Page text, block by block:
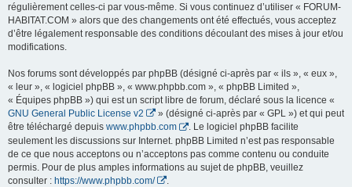
régulièrement celles-ci par vous-même. Si vous continuez d’utiliser « FORUM-
HABITAT.COM » alors que des changements ont été effectués, vous acceptez
d’être légalement responsable des conditions découlant des mises à jour et/ou
modifications.
Nos forums sont développés par phpBB (désigné ci-après par « ils », « eux »,
« leur », « logiciel phpBB », « www.phpbb.com », « phpBB Limited »,
« Équipes phpBB ») qui est un script libre de forum, déclaré sous la licence «
GNU General Public License v2
» (désigné ci-après par « GPL ») et qui peut
être téléchargé depuis www.phpbb.com
. Le logiciel phpBB facilite
seulement les discussions sur Internet. phpBB Limited n’est pas responsable
de ce que nous acceptons ou n’acceptons pas comme contenu ou conduite
permis. Pour de plus amples informations au sujet de phpBB, veuillez
consulter : https://www.phpbb.com/